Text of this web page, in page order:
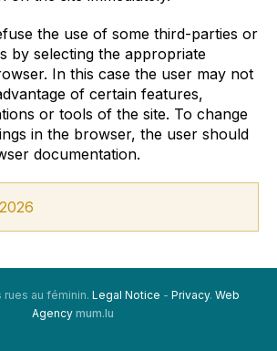
the use of some third-parties or
by selecting the appropriate
In this case the user may not
of certain features,
or tools of the site. To change
in the browser, the user should
documentation.
au féminin. Legal Notice - Privacy. Web
Agency mum.lu